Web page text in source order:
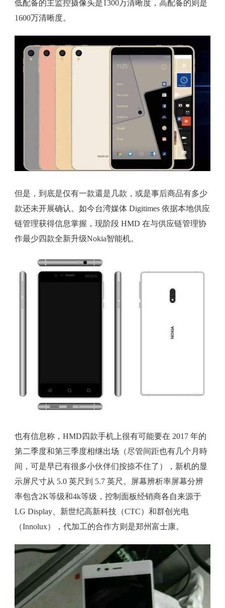
低配备的主监控摄像头是1300万清晰度，高配备的则是
1600万清晰度。
但是，到底是仅有一款還是几款，或是事后商品有多少
款还未开展确认。如今台湾媒体 Digitimes 依据本地供应
链管理获得信息掌握，现阶段 HMD 在与供应链管理协
作最少四款全新升级Nokia智能机。
也有信息称，HMD四款手机上很有可能要在 2017 年的
第二季度和第三季度相继出场（尽管间距也有几个月時
间，可是早已有很多小伙伴们按捺不住了），新机的显
示屏尺寸从 5.0 英尺到 5.7 英尺。屏幕辨析率屏幕分辨
率包含2K等级和4k等级，控制面板经销商各自来源于
LG Display、新世纪高新科技（CTC）和群创光电
（Innolux），代加工的合作方则是郑州富士康。